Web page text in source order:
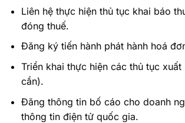
Liên hệ thực hiện thủ tục khai báo
đóng thuế.
Đăng ký tiến hành phát hành hoá
Triển khai thực hiện các thủ tục xuất
cần).
Đăng thông tin bố cáo cho doanh
thông tin điện tử quốc gia.